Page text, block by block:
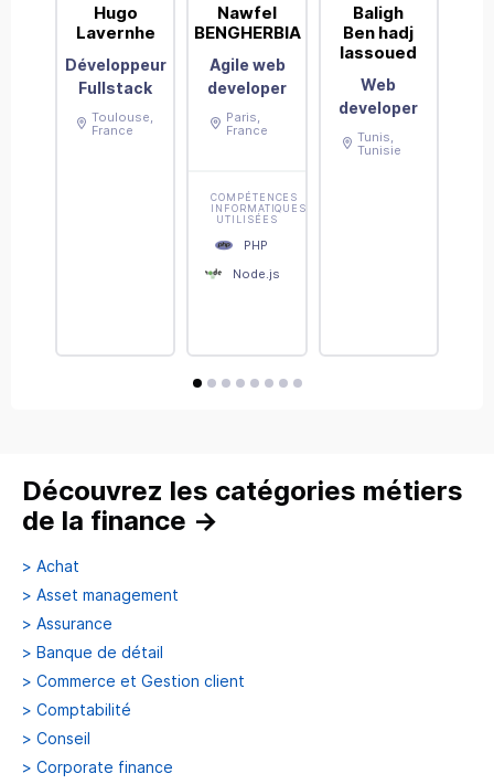
Hugo
Lavernhe
Développeur
Fullstack
Toulouse
France
Nawfel
BENGHERBIA
Agile web
developer
Paris
France
COMPÉTENCES
INFORMATIQUES
UTILISÉES
PHP
Node.js
JEE
C++
Baligh
Ben hadj
lassoued
Web
developer
Tunis
Tunisie
avisavisavisavisavisavisavisavis
Découvrez les catégories métiers
de la finance →
> Achat
> Asset management
> Assurance
> Banque de détail
> Commerce et Gestion client
> Comptabilité
> Conseil
> Corporate finance